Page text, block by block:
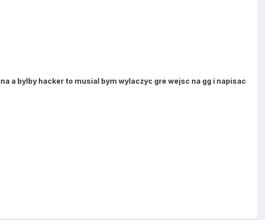
a bylby hacker to musial bym wylaczyc gre wejsc na gg i napisac